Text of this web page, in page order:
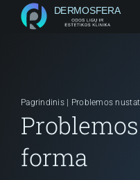
Skip
Pagrindinis| Problemos
forma